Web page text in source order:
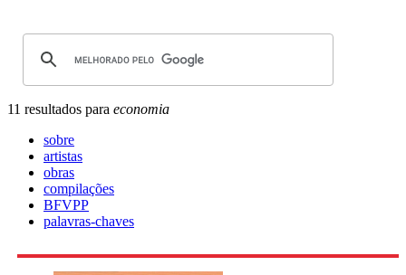
11 resultados para economia
sobre
artistas
obras
compilações
BFVPP
palavras-chaves